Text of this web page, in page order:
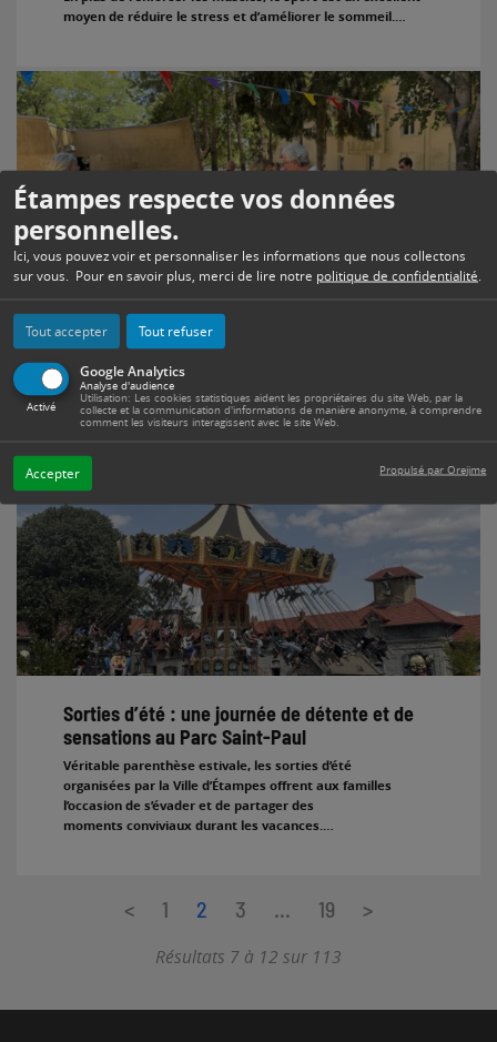
Étampes respecte vos données
personnelles.
Ici, vous pouvez voir et personnaliser les informations que nous collectons
sur vous. Pour en savoir plus, merci de lire notre politique de confidentialité
Tout accepter Tout refuser
Google Analytics
Activé
Analyse d'audience
Utilisation: Les cookies statistiques aident les propriétaires du site Web, par la
collecte et la communication d'informations de manière anonyme, à comprendre
comment les visiteurs interagissent avec le site Web.
Accepter Propulsé par Orejime
moyen de réduire le stress et d’améliorer le sommeil.…
La Guinguette de Guinette
Un après-midi placé sous le signe de la musique et de la
bonne humeur attendait les Étampoises et les Étampois…
Sorties d’été : une journée de détente et de
sensations au Parc Saint-Paul
Véritable parenthèse estivale, les sorties d’été
organisées par la Ville d’Étampes offrent aux familles
l’occasion de s’évader et de partager des
moments conviviaux durant les vacances.…
Pagination
publications
< Page précédente
1 2 3 … 19 >
Résultats 7 à 12 sur 113